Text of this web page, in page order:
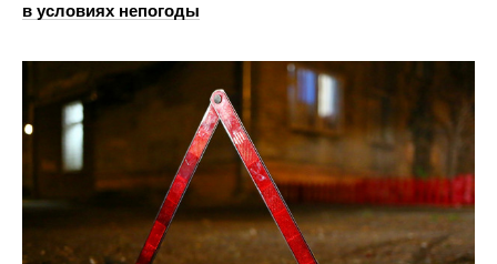
в условиях непогоды